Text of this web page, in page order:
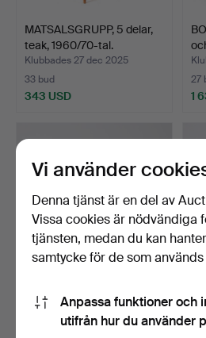
MATSALSGRUPP, 5 delar,
teak, 1960/70-tal.
Klubbades 27 dec 2025
33 bud
343 USD
27
1
MATSALSGRUPP, 9 delar,
Ikea, stol "Epok" b…
Klubbades 27 nov 2025
Vi använder
Denna tjänst är en del av
Vissa cookies är nödvändiga
tjänsten, medan du kan
samtycke för de som
Anpassa funktioner och
utifrån hur du använder